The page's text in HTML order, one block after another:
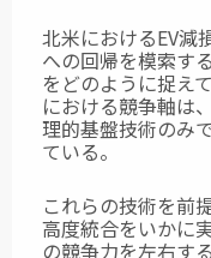
北米におけるEV減
への回帰を模索す
をどのように捉え
における競争軸は
理的基盤技術のみ
ている。
これらの技術を前
高度統合をいかに
の競争力を左右す